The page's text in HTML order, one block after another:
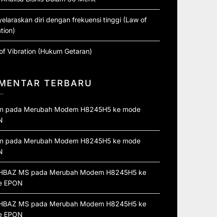
diri dengan frekuensi tinggi (Law of
Vibration (Hukum Getaran)
TERBARU
pada Merubah Modem H8245H5 ke mode
pada Merubah Modem H8245H5 ke mode
MSpada Merubah Modem H8245H5 ke
EPON
MSpada Merubah Modem H8245H5 ke
EPON